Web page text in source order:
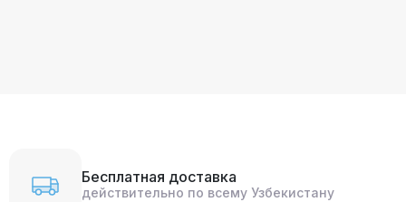
Бесплатная доставка
действительно по всему Узбекистану